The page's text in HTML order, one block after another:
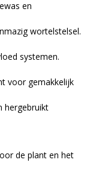
en
wortelstelsel.
systemen.
voor gemakkelijk
hergebruikt
de plant en het